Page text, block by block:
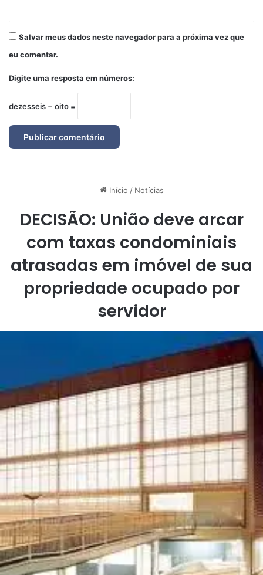
Salvar meus dados neste navegador para a próxima vez que
eu comentar.
Digite uma resposta em números:
dezesseis − oito =